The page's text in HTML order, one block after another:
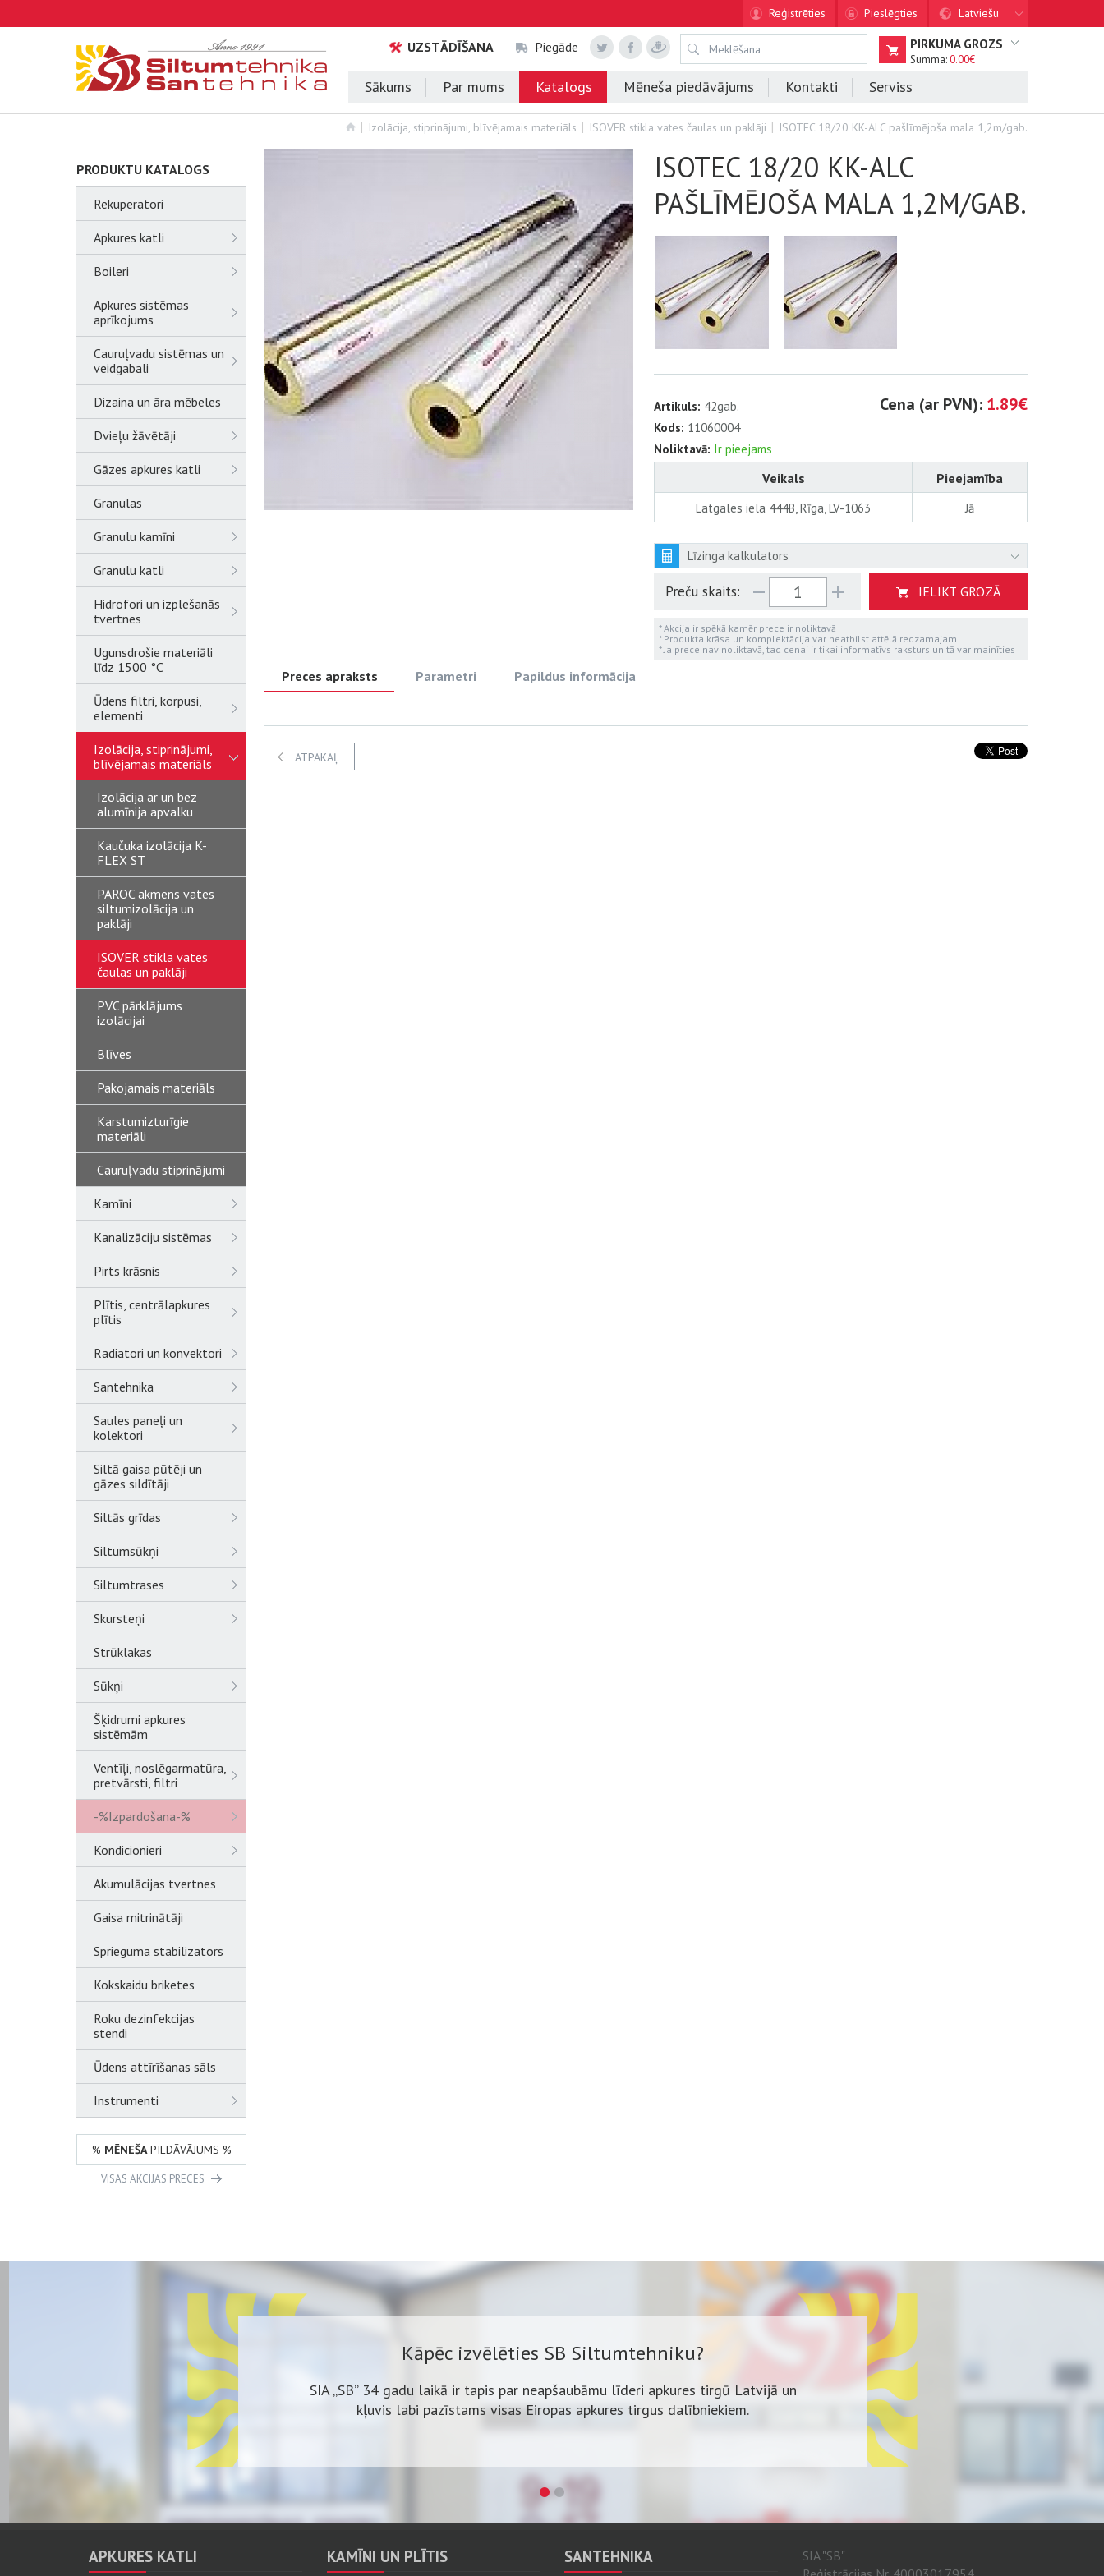
Reģistrēties Pieslēgties Latviešu
UZSTĀDĪŠANA Piegāde PIRKUMA GROZS
Summa:0.00€
Sākums Par mums Katalogs Mēneša piedāvājums Kontakti Serviss
Izolācija, stiprinājumi, blīvējamais materiāls ISOVER stikla vates čaulas un paklāji ISOTEC 18/20 KK-ALC pašlīmējoša mala 1,2m/gab.
PRODUKTU KATALOGS
Rekuperatori
Apkures katli
Boileri
Apkures sistēmas
aprīkojums
Cauruļvadu sistēmas un
veidgabali
Dizaina un āra mēbeles
Dvieļu žāvētāji
Gāzes apkures katli
Granulas
Granulu kamīni
Granulu katli
Hidrofori un izplešanās
tvertnes
Ugunsdrošie materiāli
līdz 1500 °C
Ūdens filtri, korpusi,
elementi
Izolācija, stiprinājumi,
blīvējamais materiāls
Izolācija ar un bez
alumīnija apvalku
Kaučuka izolācija K-
FLEX ST
PAROC akmens vates
siltumizolācija un
paklāji
ISOVER stikla vates
čaulas un paklāji
PVC pārklājums
izolācijai
Blīves
Pakojamais materiāls
Karstumizturīgie
materiāli
Cauruļvadu stiprinājumi
Kamīni
Kanalizāciju sistēmas
Pirts krāsnis
Plītis, centrālapkures
plītis
Radiatori un konvektori
Santehnika
Saules paneļi un
kolektori
Siltā gaisa pūtēji un
gāzes sildītāji
Siltās grīdas
Siltumsūkņi
Siltumtrases
Skursteņi
Strūklakas
Sūkņi
Šķidrumi apkures
sistēmām
Ventīļi, noslēgarmatūra,
pretvārsti, filtri
-%Izpardošana-%
Kondicionieri
Akumulācijas tvertnes
Gaisa mitrinātāji
Sprieguma stabilizators
Kokskaidu briketes
Roku dezinfekcijas
stendi
Ūdens attīrīšanas sāls
Instrumenti
% MĒNEŠAPIEDĀVĀJUMS %
VISAS AKCIJAS PRECES
ISOTEC 18/20 KK-ALC
PAŠLĪMĒJOŠA MALA 1,2M/GAB.
Artikuls: 42gab.
Kods: 11060004
Noliktavā: Ir pieejams
Cena (ar PVN): 1.89€
Veikals Pieejamība
Latgales iela 444B, Rīga, LV-1063 Jā
Līzinga kalkulators
Preču skaits: IELIKT GROZĀ
* Akcija ir spēkā kamēr prece ir noliktavā
* Produkta krāsa un komplektācija var neatbilst attēlā redzamajam!
* Ja prece nav noliktavā, tad cenai ir tikai informatīvs raksturs un tā var mainīties
Preces apraksts Parametri Papildus informācija
ATPAKAĻ
Kāpēc izvēlēties SB Siltumtehniku?
SIA „SB” 34 gadu laikā ir tapis par neapšaubāmu līderi apkures tirgū Latvijā un
kļuvis labi pazīstams visas Eiropas apkures tirgus dalībniekiem.
Kāpēc izvēlēties SB Siltumtehniku?
Plašs klāsts, izdevīgas cenas un bezmaksas katlumājas projekta izstrāde.
APKURES KATLI KAMĪNI UN PLĪTIS SANTEHNIKA
SIA "SB"